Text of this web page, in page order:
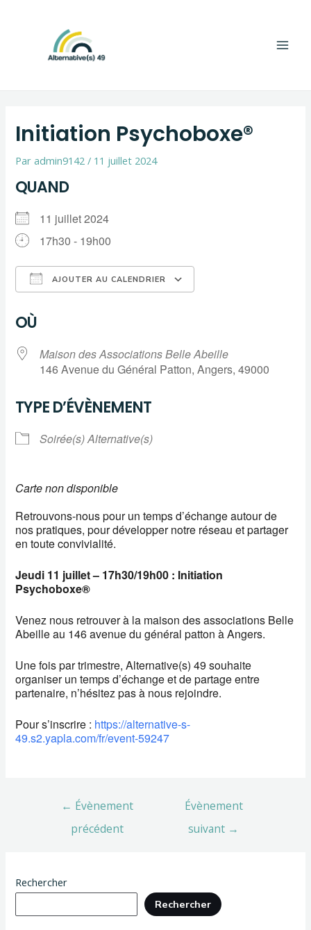
Initiation Psychoboxe®
Paradmin9142/ 11 juillet 2024
QUAND
11 juillet 2024
17h30 - 19h00
AJOUTER AU CALENDRIER
OÙ
Maison des Associations Belle Abeille
146 Avenue du Général Patton, Angers, 49000
TYPE D’ÉVÈNEMENT
Soirée(s) Alternative(s)
Carte non disponible
Retrouvons-nous pour un temps d’échange autour de
nos pratiques, pour développer notre réseau et partager
en toute convivialité.
Jeudi 11 juillet – 17h30/19h00 : Initiation
Psychoboxe®
Venez nous retrouver à la maison des associations Belle
Abeille au 146 avenue du général patton à Angers.
Une fois par trimestre, Alternative(s) 49 souhaite
organiser un temps d’échange et de partage entre
partenaire, n’hésitez pas à nous rejoindre.
Pour s’inscrire : https://alternative-s-
49.s2.yapla.com/fr/event-59247
l’article
← Évènement
précédent
Évènement
suivant →
Rechercher
Rechercher